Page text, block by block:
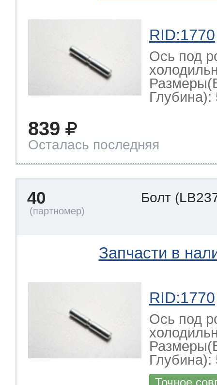
RID:1770
Ось под
Глубина):
839
Осталась последняя
40 Болт
Запчасти в
RID:1770
Ось под
Глубина):
Точное